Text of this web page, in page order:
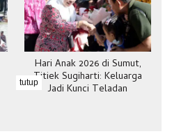
Hari Anak 2026 di Sumut,
Titiek Sugiharti: Keluarga
Jadi Kunci Teladan
tutup